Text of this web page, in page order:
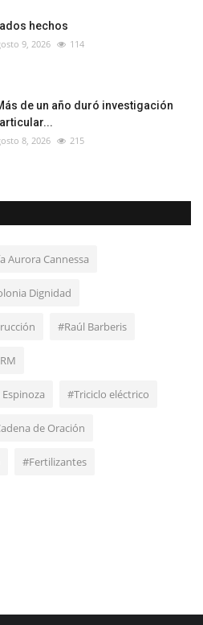
hechos
9, 2026 114
de un año duró investigación
8, 2026 215
Aurora Cannessa
Dignidad
#Raúl Barberis
#Triciclo eléctrico
de Oración
#Fertilizantes